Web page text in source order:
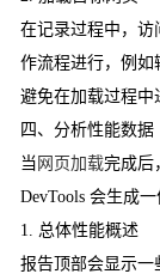
在记录过程中，
作流程进行，例如
避免在加载过程中
四、分析性能数据
当 网页加载完成后
DevTools 会生成
1. 总体性能概述
报告顶部会显示